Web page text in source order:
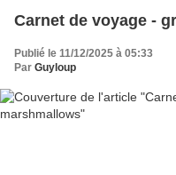
Carnet de voyage -
Publié le 11/12/2025 à 05:33
Par Guyloup